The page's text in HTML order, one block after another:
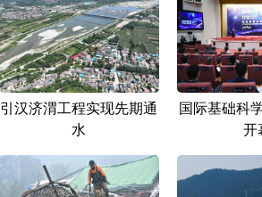
引汉济渭工程实现先期通
水
国际基础科
开